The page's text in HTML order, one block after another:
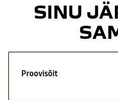
SINU
Proovisõit